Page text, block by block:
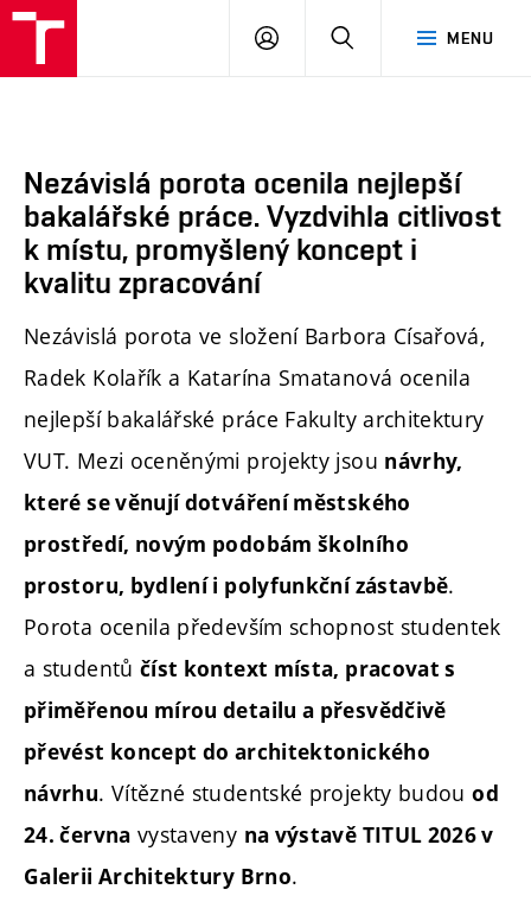
MENU
PŘIHLÁSIT
Nezávislá porota ocenila nejlepší
bakalářské práce. Vyzdvihla citlivost
k místu, promyšlený koncept i
kvalitu zpracování
Nezávislá porota ve složení Barbora Císařová,
Radek Kolařík a Katarína Smatanová ocenila
nejlepší bakalářské práce Fakulty architektury
VUT. Mezi oceněnými projekty jsou návrhy,
které se věnují dotváření městského
prostředí, novým podobám školního
prostoru, bydlení i polyfunkční zástavbě.
Porota ocenila především schopnost studentek
a studentů číst kontext místa, pracovat s
přiměřenou mírou detailu a přesvědčivě
převést koncept do architektonického
návrhu. Vítězné studentské projekty budouod
24. června vystaveny na výstavě TITUL 2026 v
Galerii Architektury Brno.